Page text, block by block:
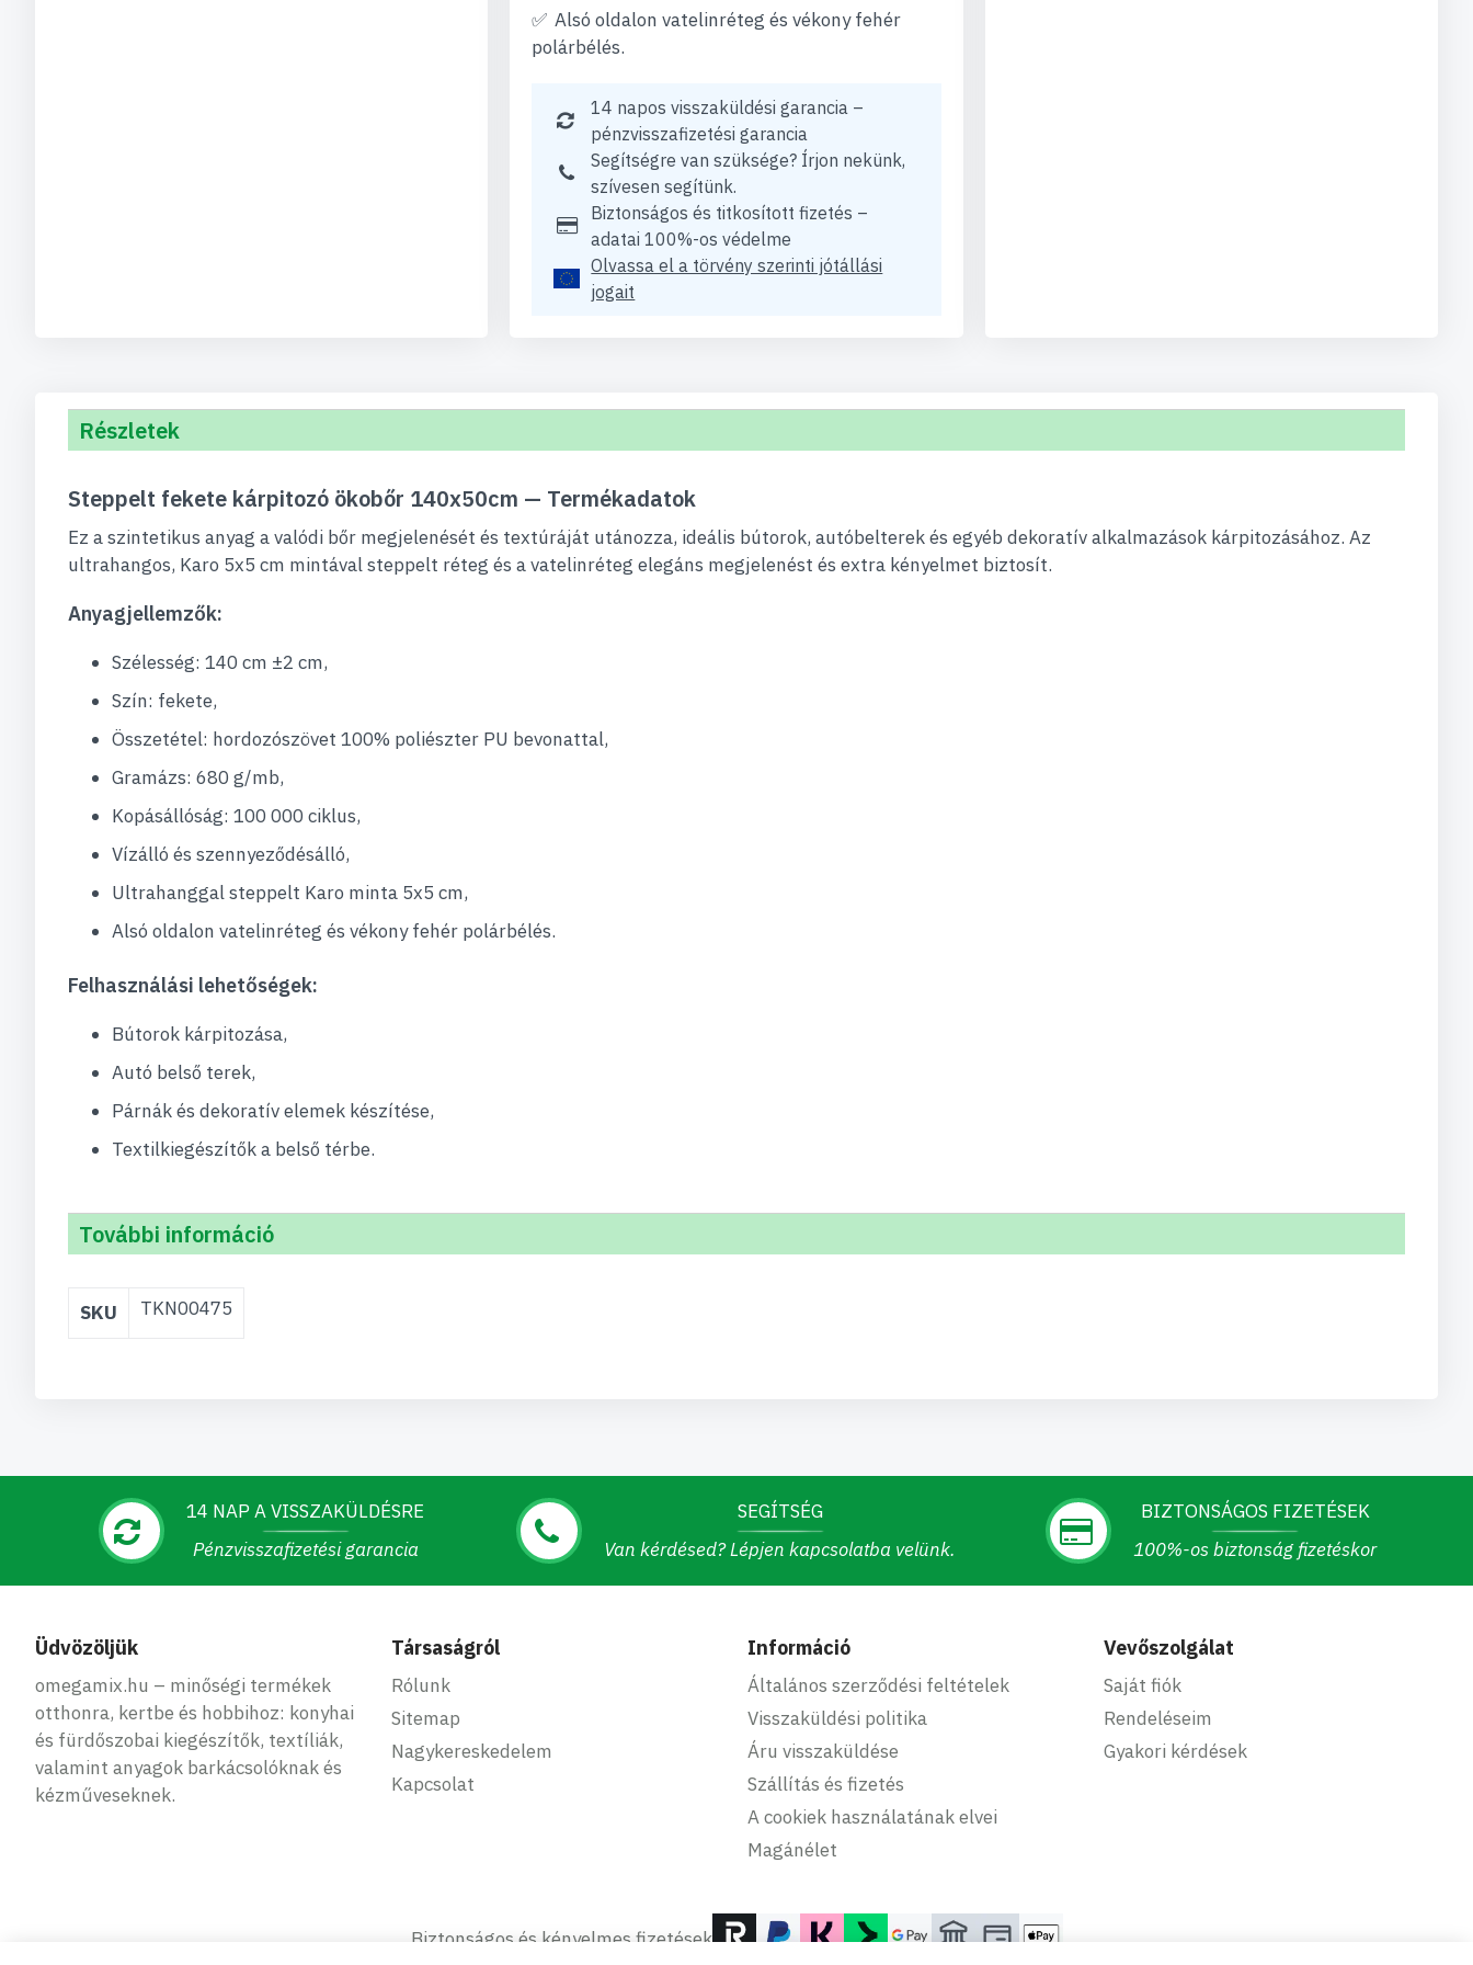
Alsó oldalon vatelinréteg és vékony fehér
polárbélés.
14 napos visszaküldési garancia –
pénzvisszafizetési garancia
Segítségre van szüksége? Írjon nekünk,
szívesen segítünk.
Biztonságos és titkosított fizetés –
adatai 100%-os védelme
Olvassa el a törvény szerinti jótállási
jogait
Részletek
Steppelt fekete kárpitozó ökobőr 140x50cm — Termékadatok
Ez a szintetikus anyag a valódi bőr megjelenését és textúráját utánozza, ideális bútorok, autóbelterek és egyéb dekoratív alkalmazások kárpitozásához. Az
ultrahangos, Karo 5x5 cm mintával steppelt réteg és a vatelinréteg elegáns megjelenést és extra kényelmet biztosít.
Anyagjellemzők:
Szélesség: 140 cm ±2 cm,
Szín: fekete,
Összetétel: hordozószövet 100% poliészter PU bevonattal,
Gramázs: 680 g/mb,
Kopásállóság: 100 000 ciklus,
Vízálló és szennyeződésálló,
Ultrahanggal steppelt Karo minta 5x5 cm,
Alsó oldalon vatelinréteg és vékony fehér polárbélés.
Felhasználási lehetőségek:
Bútorok kárpitozása,
Autó belső terek,
Párnák és dekoratív elemek készítése,
Textilkiegészítők a belső térbe.
További információ
információ
SKU TKN00475
14 NAP A VISSZAKÜLDÉSRE
Pénzvisszafizetési garancia
SEGÍTSÉG
Van kérdésed? Lépjen kapcsolatba velünk.
BIZTONSÁGOS FIZETÉSEK
100%-os biztonság fizetéskor
Üdvözöljük
omegamix.hu – minőségi termékek
otthonra, kertbe és hobbihoz: konyhai
és fürdőszobai kiegészítők, textíliák,
valamint anyagok barkácsolóknak és
kézműveseknek.
Társaságról
Rólunk
Sitemap
Nagykereskedelem
Kapcsolat
Információ
Általános szerződési feltételek
Visszaküldési politika
Áru visszaküldése
Szállítás és fizetés
A cookiek használatának elvei
Magánélet
Vevőszolgálat
Saját fiók
Rendeléseim
Gyakori kérdések
Biztonságos és kényelmes fizetések